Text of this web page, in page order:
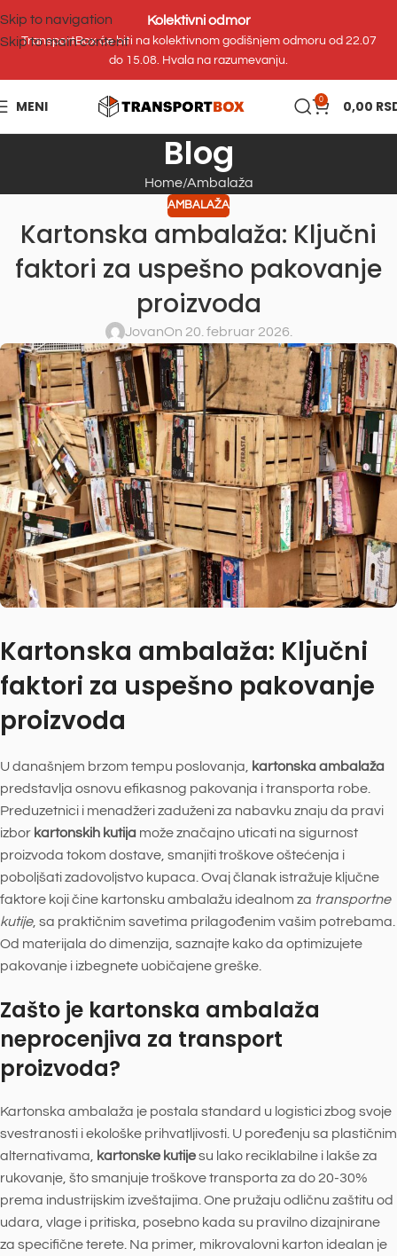
Kolektivni odmor
TransportBox će biti na kolektivnom godišnjem odmoru od 22.07
do 15.08. Hvala na razumevanju.
Skip to navigation
Skip to main content
MENI 0 0,00
Blog
Home Ambalaža
AMBALAŽA
Kartonska ambalaža: Ključni
faktori za uspešno pakovanje
proizvoda
JovanOn 20. februar 2026.
Kartonska ambalaža: Ključni
faktori za uspešno pakovanje
proizvoda
U današnjem brzom tempu poslovanja, kartonska ambalaža
predstavlja osnovu efikasnog pakovanja i transporta robe.
Preduzetnici i menadžeri zaduženi za nabavku znaju da pravi
izbor kartonskih kutija može značajno uticati na sigurnost
proizvoda tokom dostave, smanjiti troškove oštećenja i
poboljšati zadovoljstvo kupaca. Ovaj članak istražuje ključne
faktore koji čine kartonsku ambalažu idealnom za transportne
kutije, sa praktičnim savetima prilagođenim vašim potrebama.
Od materijala do dimenzija, saznajte kako da optimizujete
pakovanje i izbegnete uobičajene greške.
Zašto je kartonska ambalaža
neprocenjiva za transport
proizvoda?
Kartonska ambalaža je postala standard u logistici zbog svoje
svestranosti i ekološke prihvatljivosti. U poređenju sa plastičnim
alternativama, kartonske kutijesu lako reciklabilne i lakše za
rukovanje, što smanjuje troškove transporta za do 20-30%
prema industrijskim izveštajima. One pružaju odličnu zaštitu od
udara, vlage i pritiska, posebno kada su pravilno dizajnirane
za specifične terete. Na primer, mikrovalovni karton idealan je